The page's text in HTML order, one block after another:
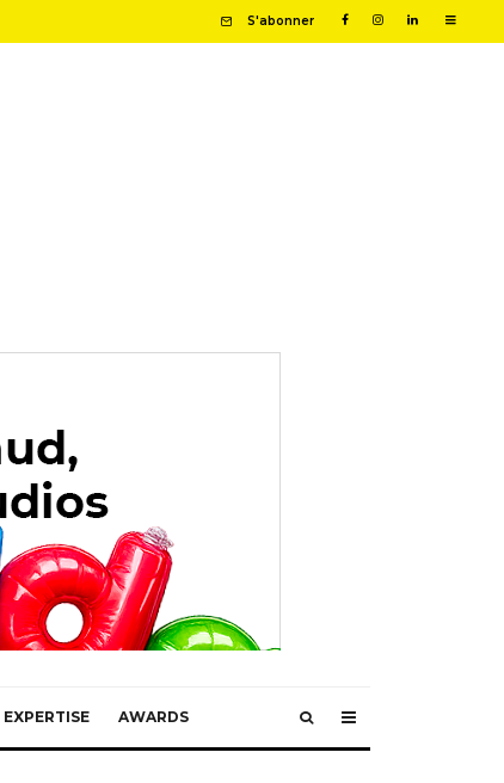
S'abonner
EXPERTISE AWARDS